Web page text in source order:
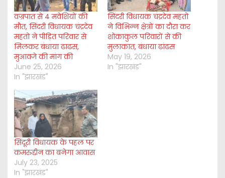
वज्रपात से 4 मवेशियों की
मौत, सिंदरी विधायक चंद्रदेव
महतो ने पीड़ित परिवार से
मिलकर बंधाया ढाढस,
मुआवजे की मांग की
June 25, 2026
In "झारखंड"
सिंदरी विधायक चंद्रदेव महतो
ने विभिन्न क्षेत्रों का दौरा कर
शोकाकुल परिवारों से की
मुलाकात, बंधाया ढांढस
May 19, 2026
In "झारखंड"
सिंदूरी विधायक के पहल पर
कमरुद्दीन का बनेगा आवास
July 23, 2025
In "झारखंड"